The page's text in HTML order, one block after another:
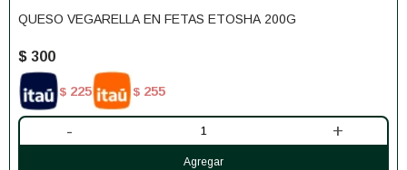
QUESO VEGARELLA EN FETAS ETOSHA 200G
$ 300
$ 225 $ 255
- +